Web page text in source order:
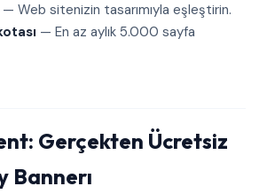
— Web sitenizin tasarımıyla eşleştirin.
— En az aylık 5.000 sayfa
Gerçekten Ücretsiz
Bannerı